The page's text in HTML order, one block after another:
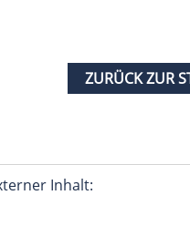
ZURÜCK ZUR
Inhalt: